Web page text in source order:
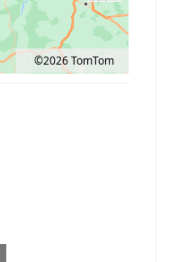
©2026 TomTom